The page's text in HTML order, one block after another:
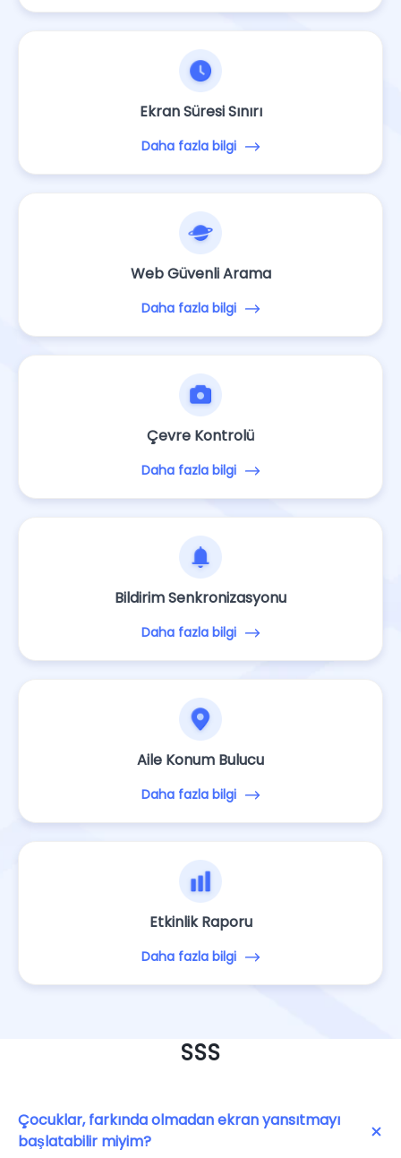
Ekran Süresi Sınırı
Daha fazla bilgi
Web Güvenli Arama
Daha fazla bilgi
Çevre Kontrolü
Daha fazla bilgi
Bildirim Senkronizasyonu
Daha fazla bilgi
Aile Konum Bulucu
Daha fazla bilgi
Etkinlik Raporu
Daha fazla bilgi
SSS
Çocuklar, farkında olmadan ekran yansıtmayı
başlatabilir miyim?